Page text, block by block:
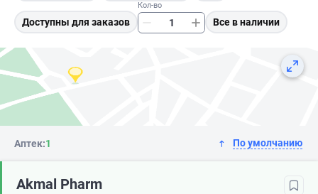
Доступны для заказов
Кол-во
Все в наличии
Аптек:1 По умолчанию
Akmal Pharm